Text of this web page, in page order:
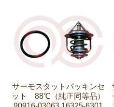
ラベル
エアコン ヒーター関係
スープラ GA70 GA70H
エンジンパーツ 1JZ-
サーモスタットパッキンセ
ット 88℃（純正同等品）